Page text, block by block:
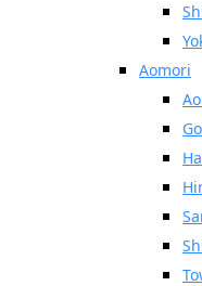
Aomori